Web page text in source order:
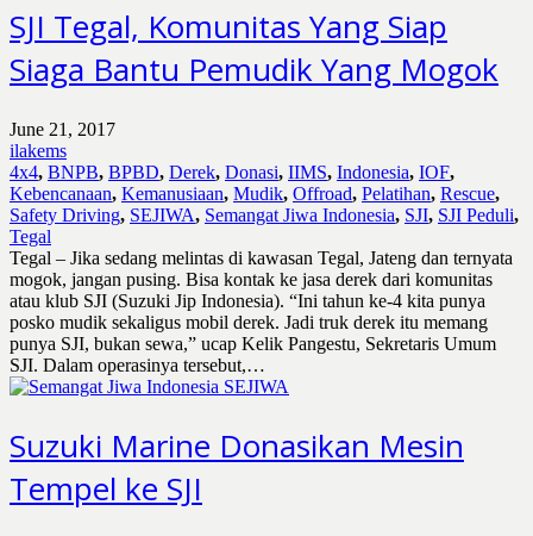
SJI Tegal, Komunitas Yang Siap
Siaga Bantu Pemudik Yang Mogok
June 21, 2017
ilakems
4x4, BNPB, BPBD, Derek, Donasi, IIMS, Indonesia, IOF,
Kebencanaan, Kemanusiaan, Mudik, Offroad, Pelatihan, Rescue,
Safety Driving, SEJIWA, Semangat Jiwa Indonesia, SJI, SJI Peduli,
Tegal
Tegal – Jika sedang melintas di kawasan Tegal, Jateng dan ternyata
mogok, jangan pusing. Bisa kontak ke jasa derek dari komunitas
atau klub SJI (Suzuki Jip Indonesia). “Ini tahun ke-4 kita punya
posko mudik sekaligus mobil derek. Jadi truk derek itu memang
punya SJI, bukan sewa,” ucap Kelik Pangestu, Sekretaris Umum
SJI. Dalam operasinya tersebut,…
Suzuki Marine Donasikan Mesin
Tempel ke SJI